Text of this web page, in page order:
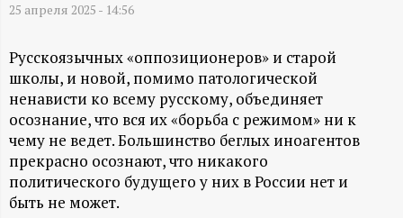
А
Н
-
и
н
25 апреля 2025 - 14:56
Русскоязычных «оппозиционеров» и старой
школы, и новой, помимо патологической
ненависти ко всему русскому, объединяет
осознание, что вся их «борьба с режимом» ни к
чему не ведет. Большинство беглых иноагентов
прекрасно осознают, что никакого
политического будущего у них в России нет и
быть не может.